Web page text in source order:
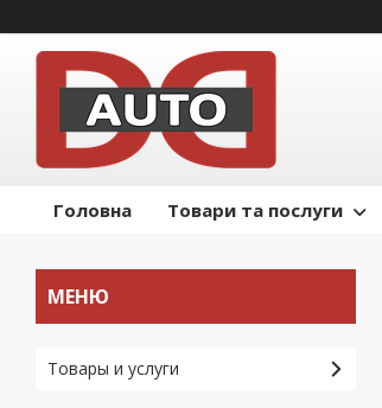
Головна Товари та послуги
Товары и услуги